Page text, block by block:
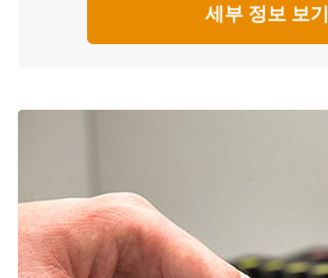
세부 정보 보기